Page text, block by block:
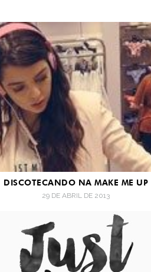
DISCOTECANDO NA MAKE ME UP
29 DE ABRIL DE 2013